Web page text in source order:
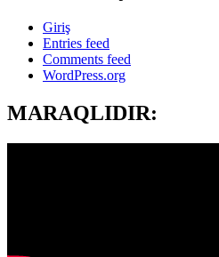
Giriş
Entries feed
Comments feed
WordPress.org
MARAQLIDIR: